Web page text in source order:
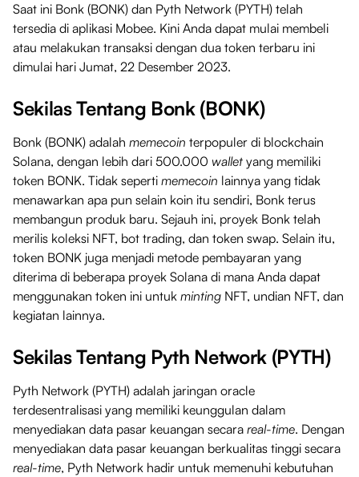
Saat ini Bonk (BONK) dan Pyth Network (PYTH) telah
tersedia di aplikasi Mobee. Kini Anda dapat mulai membeli
atau melakukan transaksi dengan dua token terbaru ini
dimulai hari Jumat, 22 Desember 2023.
Sekilas Tentang Bonk (BONK)
Bonk (BONK) adalah memecoin terpopuler di blockchain
Solana, dengan lebih dari 500.000 wallet yang memiliki
token BONK. Tidak seperti memecoin lainnya yang tidak
menawarkan apa pun selain koin itu sendiri, Bonk terus
membangun produk baru. Sejauh ini, proyek Bonk telah
merilis koleksi NFT, bot trading, dan token swap. Selain itu,
token BONK juga menjadi metode pembayaran yang
diterima di beberapa proyek Solana di mana Anda dapat
menggunakan token ini untuk minting NFT, undian NFT, dan
kegiatan lainnya.
Sekilas Tentang Pyth Network (PYTH)
Pyth Network (PYTH) adalah jaringan oracle
terdesentralisasi yang memiliki keunggulan dalam
menyediakan data pasar keuangan secara real-time. Dengan
menyediakan data pasar keuangan berkualitas tinggi secara
real-time, Pyth Network hadir untuk memenuhi kebutuhan